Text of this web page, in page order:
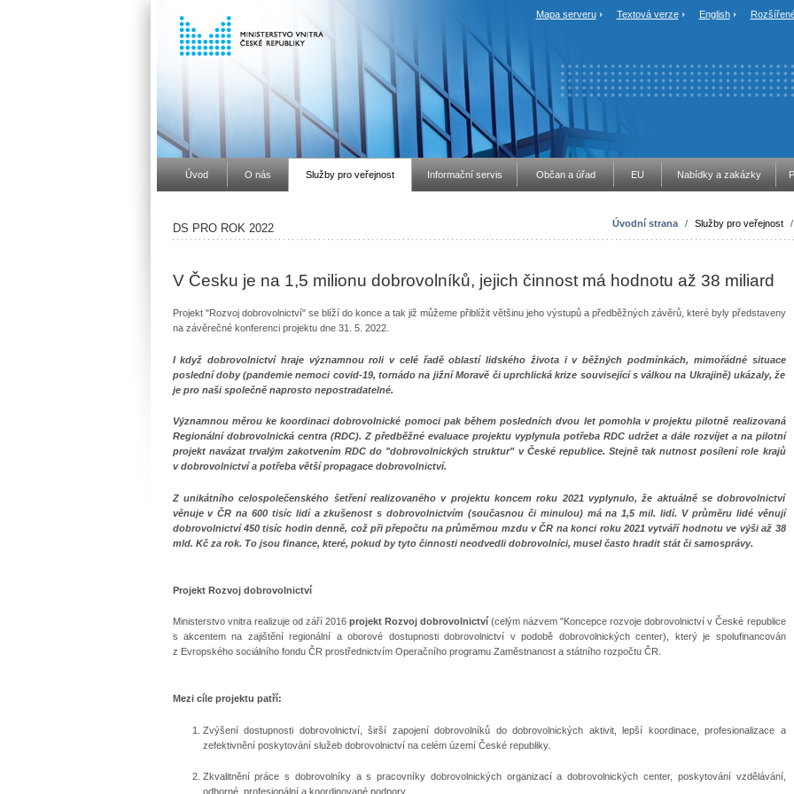
Mapa serveru Textová verze English
Úvod O nás Služby pro veřejnost Informační servis Občan a úřad EU Nabídky a zakázky
Úvodní strana / Služby pro veřejnost /
DS PRO ROK 2022
V Česku je na 1,5 milionu dobrovolníků, jejich činnost má hodnotu až 38 miliard
Projekt "Rozvoj dobrovolnictví" se blíží do konce a tak již můžeme přiblížit většinu jeho výstupů a předběžných závěrů, které byly představeny
na závěrečné konferenci projektu dne 31. 5. 2022.
I když dobrovolnictví hraje významnou roli v celé řadě oblastí lidského života i v běžných podmínkách, mimořádné situace
poslední doby (pandemie nemoci covid-19, tornádo na jižní Moravě či uprchlická krize související s válkou na Ukrajině) ukázaly, že
je pro naši společně naprosto nepostradatelné.
Významnou měrou ke koordinaci dobrovolnické pomoci pak během posledních dvou let pomohla v projektu pilotně realizovaná
Regionální dobrovolnická centra (RDC). Z předběžné evaluace projektu vyplynula potřeba RDC udržet a dále rozvíjet a na pilotní
projekt navázat trvalým zakotvením RDC do "dobrovolnických struktur" v České republice. Stejně tak nutnost posílení role krajů
v dobrovolnictví a potřeba větší propagace dobrovolnictví.
Z unikátního celospolečenského šetření realizovaného v projektu koncem roku 2021 vyplynulo, že aktuálně se dobrovolnictví
věnuje v ČR na 600 tisíc lidí a zkušenost s dobrovolnictvím (současnou či minulou) má na 1,5 mil. lidí. V průměru lidé věnují
dobrovolnictví 450 tisíc hodin denně, což při přepočtu na průměrnou mzdu v ČR na konci roku 2021 vytváří hodnotu ve výši až 38
mld. Kč za rok. To jsou finance, které, pokud by tyto činnosti neodvedli dobrovolníci, musel často hradit stát či samosprávy.
Projekt Rozvoj dobrovolnictví
Ministerstvo vnitra realizuje od září 2016 projekt Rozvoj dobrovolnictví (celým názvem "Koncepce rozvoje dobrovolnictví v České republice
s akcentem na zajištění regionální a oborové dostupnosti dobrovolnictví v podobě dobrovolnických center), který je spolufinancován
z Evropského sociálního fondu ČR prostřednictvím Operačního programu Zaměstnanost a státního rozpočtu ČR.
Mezi cíle projektu patří:
Zvýšení dostupnosti dobrovolnictví, širší zapojení dobrovolníků do dobrovolnických aktivit, lepší koordinace, profesionalizace a
zefektivnění poskytování služeb dobrovolnictví na celém území České republiky.
Zkvalitnění práce s dobrovolníky a s pracovníky dobrovolnických organizací a dobrovolnických center, poskytování vzdělávání,
odborné, profesionální a koordinované podpory.